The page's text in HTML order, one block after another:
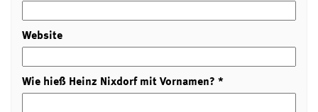
Website
Wie hieß Heinz Nixdorf mit Vornamen? *